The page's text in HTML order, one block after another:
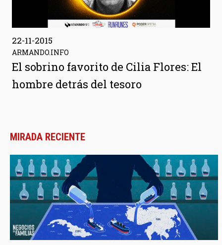
22-11-2015
ARMANDO.INFO
El sobrino favorito de Cilia Flores: El
hombre detrás del tesoro
MIRADA RECIENTE